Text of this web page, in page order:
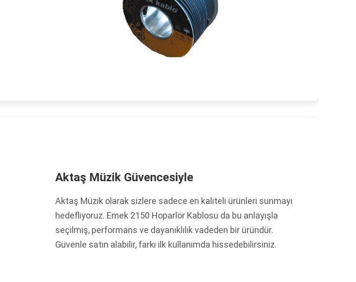
Aktaş Müzik Güvencesiyle
Aktaş Müzik olarak sizlere sadece en kaliteli ürünleri sunmayı
hedefliyoruz. Emek 2150 Hoparlör Kablosu da bu anlayışla
seçilmiş, performans ve dayanıklılık vadeden bir üründür.
Güvenle satın alabilir, farkı ilk kullanımda hissedebilirsiniz.